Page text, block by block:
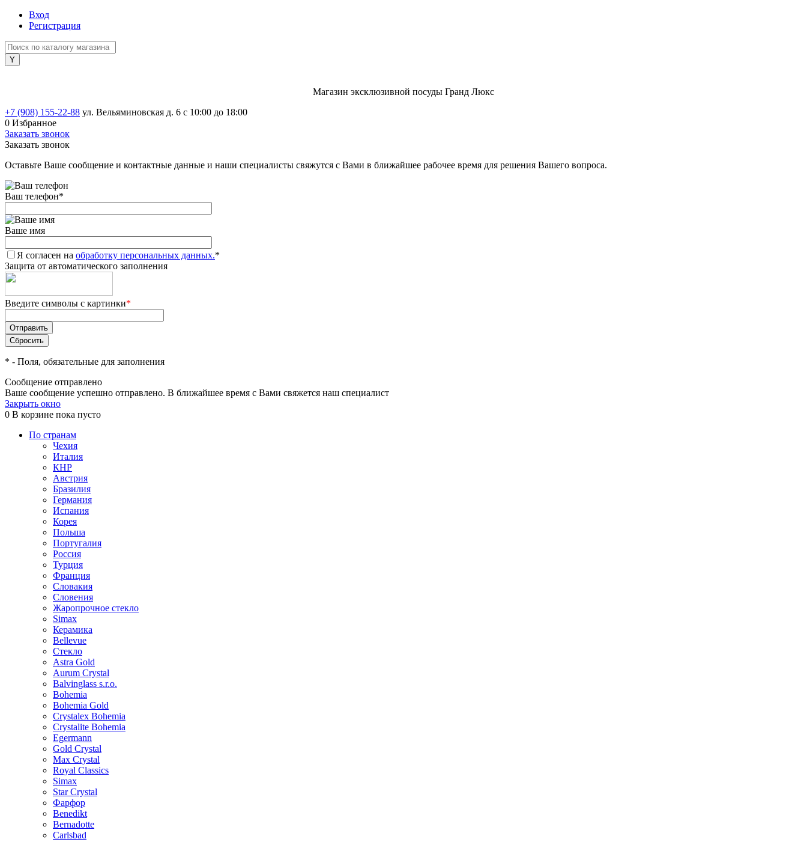
Вход
Регистрация
Магазин эксклюзивной посуды Гранд Люкс
+7 (908) 155-22-88 ул. Вельяминовская д. 6 с 10:00 до 18:00
0 Избранное
Заказать звонок
Заказать звонок
Оставьте Ваше сообщение и контактные данные и наши специалисты свяжутся с Вами в ближайшее рабочее время для решения Вашего вопроса.
Ваш телефон*
Ваше имя
Я согласен на обработку персональных данных.*
Защита от автоматического заполнения
Введите символы с картинки*
* - Поля, обязательные для заполнения
Сообщение отправлено
Ваше сообщение успешно отправлено. В ближайшее время с Вами свяжется наш специалист
Закрыть окно
0 В корзине пока пусто
По странам
Чехия
Италия
КНР
Австрия
Бразилия
Германия
Испания
Корея
Польша
Португалия
Россия
Турция
Франция
Словакия
Словения
Жаропрочное стекло
Simax
Керамика
Bellevue
Стекло
Astra Gold
Aurum Crystal
Balvinglass s.r.o.
Bohemia
Bohemia Gold
Crystalex Bohemia
Crystalite Bohemia
Egermann
Gold Crystal
Max Crystal
Royal Classics
Simax
Star Crystal
Фарфор
Benedikt
Bernadotte
Carlsbad